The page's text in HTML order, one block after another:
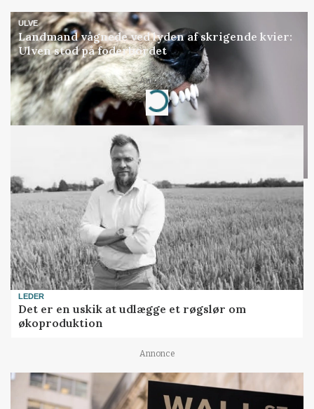
ULVE
Landmand vågnede ved lyden af skrigende kvier:
Ulven stod på foderbordet
Annonce
Loading...
LEDER
Det er en uskik at udlægge et røgslør om
økoproduktion
Annonce